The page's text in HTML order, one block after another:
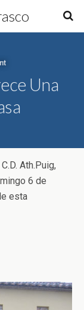
Una
Ath.Puig,
6 de
esta